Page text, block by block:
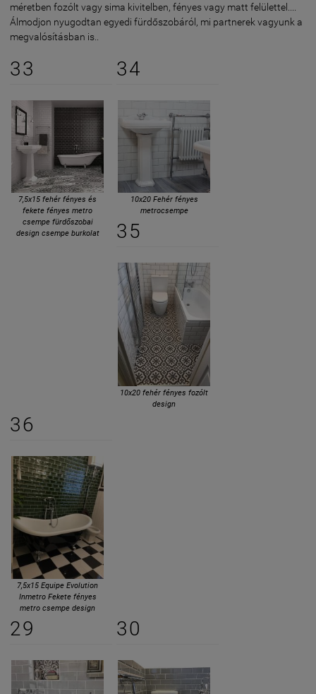
méretben fozólt vagy sima kivitelben, fényes vagy matt felülettel....
Álmodjon nyugodtan egyedi fürdőszobáról, mi partnerek vagyunk a
megvalósításban is..
33
7,5x15 fehér fényes és
fekete fényes metro
csempe fürdőszobai
design csempe burkolat
34
10x20 Fehér fényes
metrocsempe
35
10x20 fehér fényes fozólt
design
36
7,5x15 Equipe Evolution
Inmetro Fekete fényes
metro csempe design
29 30